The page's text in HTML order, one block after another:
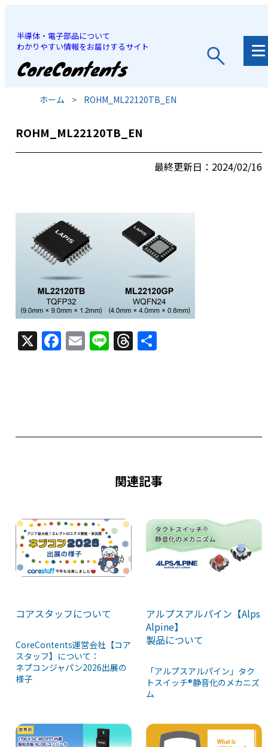
半導体・電子部品について
わかりやすい情報をお届けするサイト
JP
ホーム > ROHM_ML22120TB_EN
ROHM_ML22120TB_EN
最終更新日：2024/02/16
X F
a
o
E
m
Li
n
T
h
s
関連記事
コアスタッフについて
CoreContents運営会社【コア
スタッフ】について：
ネプコンジャパン2026出展の
様子
アルプスアルパイン【Alps
Alpine】
製品について
「アルプスアルパイン」タク
トスイッチ®静音化のメカニズ
ム